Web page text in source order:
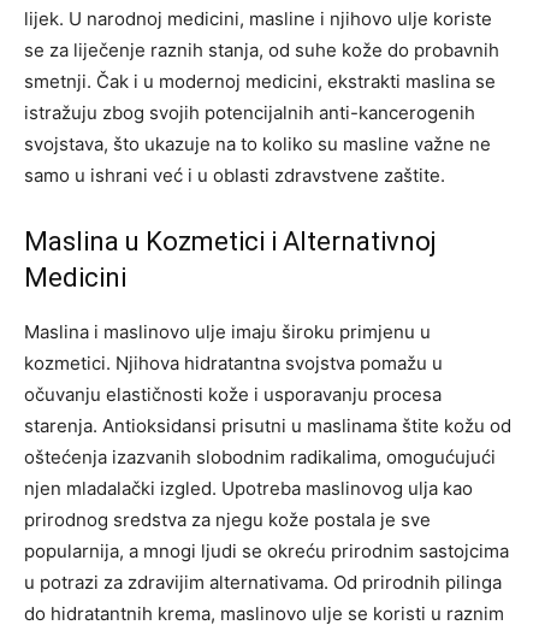
lijek. U narodnoj medicini, masline i njihovo ulje koriste
se za liječenje raznih stanja, od suhe kože do probavnih
smetnji. Čak i u modernoj medicini, ekstrakti maslina se
istražuju zbog svojih potencijalnih anti-kancerogenih
svojstava, što ukazuje na to koliko su masline važne ne
samo u ishrani već i u oblasti zdravstvene zaštite.
Maslina u Kozmetici i Alternativnoj
Medicini
Maslina i maslinovo ulje imaju široku primjenu u
kozmetici. Njihova hidratantna svojstva pomažu u
očuvanju elastičnosti kože i usporavanju procesa
starenja. Antioksidansi prisutni u maslinama štite kožu od
oštećenja izazvanih slobodnim radikalima, omogućujući
njen mladalački izgled. Upotreba maslinovog ulja kao
prirodnog sredstva za njegu kože postala je sve
popularnija, a mnogi ljudi se okreću prirodnim sastojcima
u potrazi za zdravijim alternativama. Od prirodnih pilinga
do hidratantnih krema, maslinovo ulje se koristi u raznim